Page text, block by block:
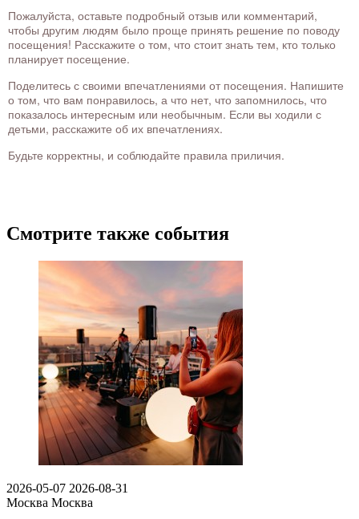
Пожалуйста, оставьте подробный отзыв или комментарий,
чтобы другим людям было проще принять решение по поводу
посещения! Расскажите о том, что стоит знать тем, кто только
планирует посещение.
Поделитесь с своими впечатлениями от посещения. Напишите
о том, что вам понравилось, а что нет, что запомнилось, что
показалось интересным или необычным. Если вы ходили с
детьми, расскажите об их впечатлениях.
Будьте корректны, и соблюдайте правила приличия.
Смотрите также события
2026-05-07 2026-08-31
Москва Москва